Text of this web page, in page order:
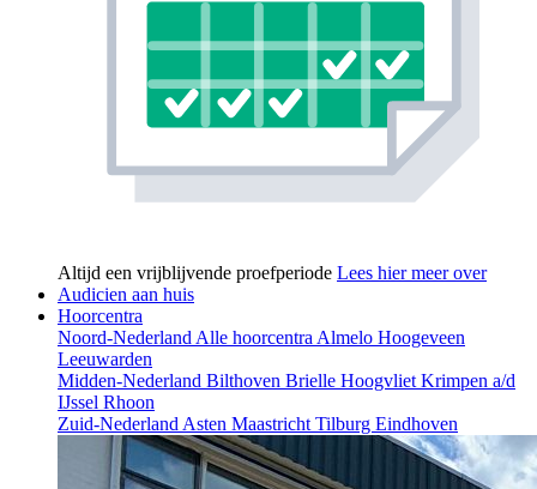
Altijd een vrijblijvende proefperiode Lees hier meer over
Audicien aan huis
Hoorcentra
Noord-Nederland Alle hoorcentra Almelo Hoogeveen
Leeuwarden
Midden-Nederland Bilthoven Brielle Hoogvliet Krimpen a/d
IJssel Rhoon
Zuid-Nederland Asten Maastricht Tilburg Eindhoven